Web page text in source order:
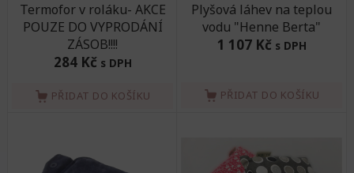
Termofor v roláku- AKCE
POUZE DO VYPRODÁNÍ
ZÁSOB!!!!
284 Kč s DPH
PŘIDAT DO KOŠÍKU
Plyšová láhev na teplou
vodu "Henne Berta"
1 107 Kč s DPH
PŘIDAT DO KOŠÍKU